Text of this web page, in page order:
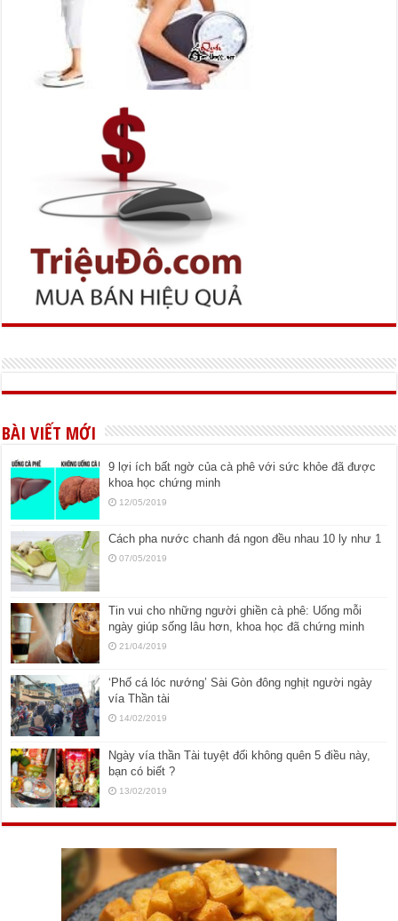
BÀI VIẾT MỚI
9 lợi ích bất ngờ của cà phê với sức khỏe đã được
khoa học chứng minh
12/05/2019
Cách pha nước chanh đá ngon đều nhau 10 ly như 1
07/05/2019
Tin vui cho những người ghiền cà phê: Uống mỗi
ngày giúp sống lâu hơn, khoa học đã chứng minh
21/04/2019
‘Phố cá lóc nướng’ Sài Gòn đông nghịt người ngày
vía Thần tài
14/02/2019
Ngày vía thần Tài tuyệt đối không quên 5 điều này,
bạn có biết ?
13/02/2019